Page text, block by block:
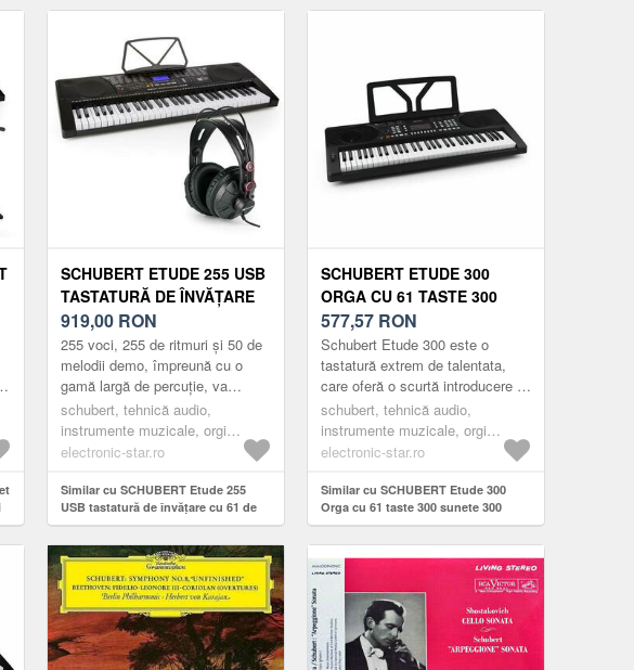
SCHUBERT ETUDE 255 USB
TASTATURĂ DE ÎNVĂȚARE
CU 61 DE TASTE ECRAN
LCD USB HEADSET
919,00 RON
255 voci, 255 de ritmuri și 50 de
melodii demo, împreună cu o
gamă largă de percuție, va
promoveaza propria creativitate.
În plus, are efecte regla...
schubert, tehnică audio,
instrumente muzicale, orgi
electronice
electronic-star.ro
Similar cu SCHUBERT Etude 255
USB tastatură de învățare cu 61 de
taste ecran LCD USB Headset
SCHUBERT ETUDE 300
ORGA CU 61 TASTE 300
SUNETE 300 RITMURI , 50
DE MELODII DEMO, NEGRU
577,57 RON
Schubert Etude 300 este o
tastatură extrem de talentata,
care oferă o scurtă introducere în
lumea muzicii pentru începători
și ii însoțește în cont...
schubert, tehnică audio,
instrumente muzicale, orgi
electronice
electronic-star.ro
Similar cu SCHUBERT Etude 300
Orga cu 61 taste 300 sunete 300
ritmuri , 50 de melodii demo, negru